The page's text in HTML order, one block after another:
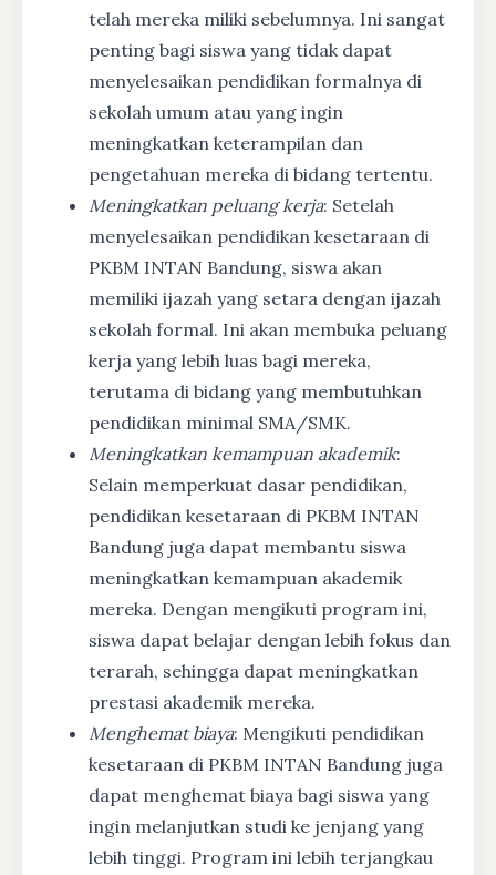
telah mereka miliki sebelumnya. Ini sangat
penting bagi siswa yang tidak dapat
menyelesaikan pendidikan formalnya di
sekolah umum atau yang ingin
meningkatkan keterampilan dan
pengetahuan mereka di bidang tertentu.
Meningkatkan peluang kerja: Setelah
menyelesaikan pendidikan kesetaraan di
PKBM INTAN Bandung, siswa akan
memiliki ijazah yang setara dengan ijazah
sekolah formal. Ini akan membuka peluang
kerja yang lebih luas bagi mereka,
terutama di bidang yang membutuhkan
pendidikan minimal SMA/SMK.
Meningkatkan kemampuan akademik:
Selain memperkuat dasar pendidikan,
pendidikan kesetaraan di PKBM INTAN
Bandung juga dapat membantu siswa
meningkatkan kemampuan akademik
mereka. Dengan mengikuti program ini,
siswa dapat belajar dengan lebih fokus dan
terarah, sehingga dapat meningkatkan
prestasi akademik mereka.
Menghemat biaya: Mengikuti pendidikan
kesetaraan di PKBM INTAN Bandung juga
dapat menghemat biaya bagi siswa yang
ingin melanjutkan studi ke jenjang yang
lebih tinggi. Program ini lebih terjangkau